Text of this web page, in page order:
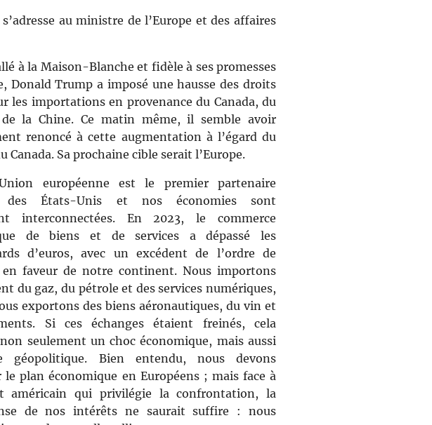
au ministre de l’Europe et des affaires
à la Maison-Blanche et fidèle à ses promesses
Donald Trump a imposé une hausse des droits
les importations en provenance du Canada, du
la Chine. Ce matin même, il semble avoir
renoncé à cette augmentation à l’égard du
Canada. Sa prochaine cible serait l’Europe.
européenne est le premier partenaire
des États-Unis et nos économies sont
interconnectées. En 2023, le commerce
de biens et de services a dépassé les
d’euros, avec un excédent de l’ordre de
faveur de notre continent. Nous importons
du gaz, du pétrole et des services numériques,
exportons des biens aéronautiques, du vin et
Si ces échanges étaient freinés, cela
seulement un choc économique, mais aussi
géopolitique. Bien entendu, nous devons
le plan économique en Européens ; mais face à
américain qui privilégie la confrontation, la
de nos intérêts ne saurait suffire : nous